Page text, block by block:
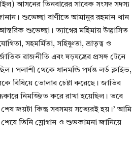
আসনের তিনবারের সাবেক সংসদ সদস্য
​শুভেচ্ছা বাণীতে আমানুর রহমান খান
শুভেচ্ছা। ত্যাগের মহিমায় উদ্ভাসিত
সহমর্মিতা, সহিষ্ণুতা, ভ্রাতৃত্ব ও
রাজনীতি এবং ষড়যন্ত্রের প্রসঙ্গ টেনে
পলাশী থেকে ধানমন্ডি পর্যন্ত লর্ড ক্লাইভ,
বিষিয়ে তোলার চেষ্টা করেছে। জাতির
নিমজ্জিত করে রাখা হয়েছিল। তবে
জয়টা কিন্তু সবসময় সত্যেরই হয়।’ আমি
তিনি স্লোগান ও শুভকামনা জানিয়ে